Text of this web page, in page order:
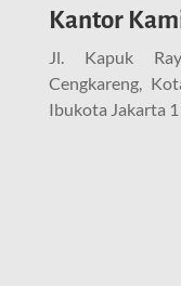
Kantor
Jl. Kapuk
Cengkareng,
Ibukota Jakarta